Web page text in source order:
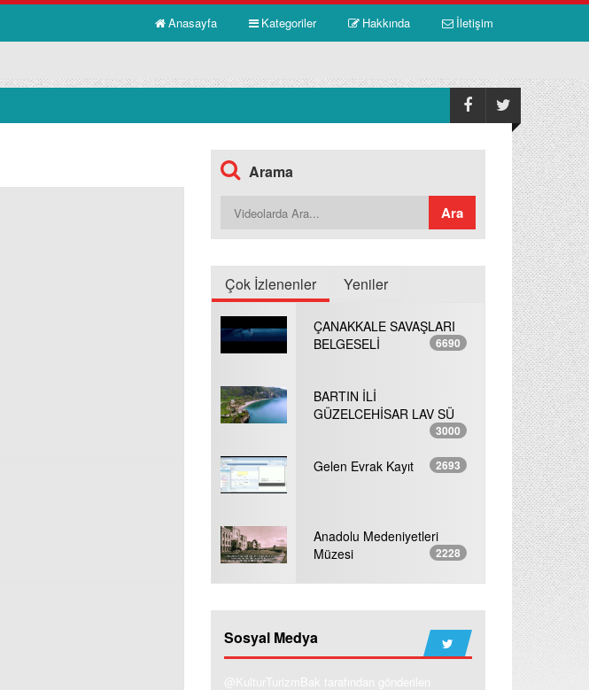
İletişim
Hakkında
Kategoriler
Anasayfa
Arama
Çok İzlenenler Yeniler
ÇANAKKALE SAVAŞLARI
BELGESELİ
6690
BARTIN İLİ
GÜZELCEHİSAR LAV SÜ
3000
Gelen Evrak Kayıt 2693
Anadolu Medeniyetleri
Müzesi
2228
Sosyal Medya
@KulturTurizmBak tarafından gönderilen